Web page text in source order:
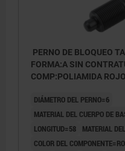
PERNO DE BLOQUEO
FORMA:A SIN
COMP:POLIAMIDA
DIÁMETRO DEL PERNO=6
MATERIAL DEL CUERPO DE
LONGITUD=58
MATERIAL
COLOR DEL